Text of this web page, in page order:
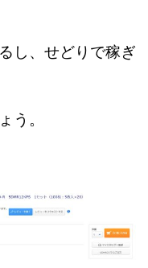
し、せどりで稼ぎ
う。